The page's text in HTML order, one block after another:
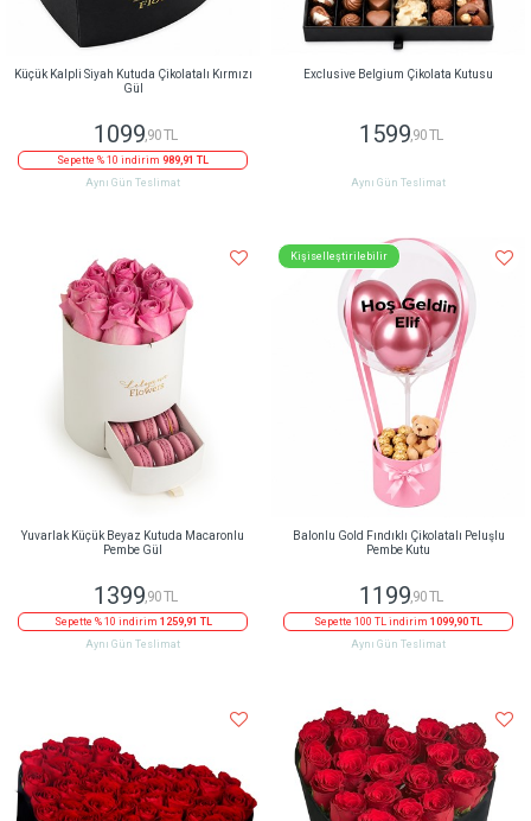
Küçük Kalpli Siyah Kutuda Çikolatalı Kırmızı
Gül
1099,90 TL
Sepette % 10 indirim 989,91 TL
Aynı Gün Teslimat
Exclusive Belgium Çikolata Kutusu
1599,90 TL
Aynı Gün Teslimat
Yuvarlak Küçük Beyaz Kutuda Macaronlu
Pembe Gül
1399 ,90 TL
Sepette % 10 indirim 1259,91 TL
Aynı Gün Teslimat
Kişiselleştirilebilir
Balonlu Gold Fındıklı Çikolatalı Peluşlu
Pembe Kutu
1199 ,90 TL
Sepette 100 TL indirim 1099,90 TL
Aynı Gün Teslimat